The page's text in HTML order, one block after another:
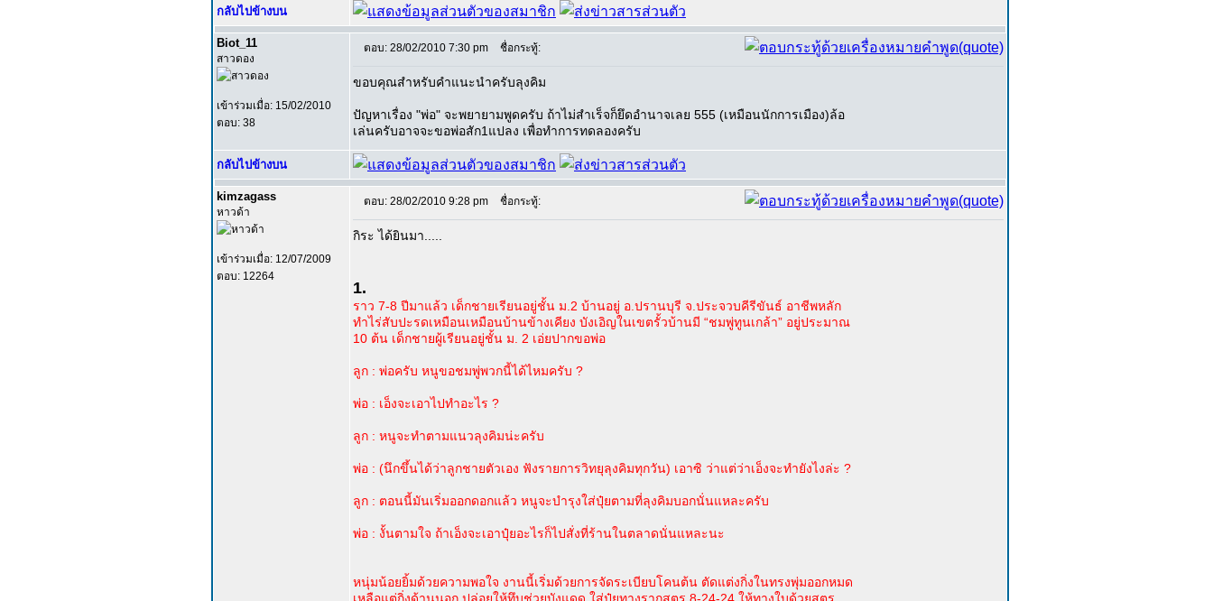
กลับไปข้างบน
Biot_11
สาวดอง
เข้าร่วมเมื่อ: 15/02/2010
ตอบ: 38
ตอบ: 28/02/2010 7:30 pm ชื่อกระทู้:
ขอบคุณสำหรับคำแนะนำครับลุงคิม
ปัญหาเรื่อง "พ่อ" จะพยายามพูดครับ ถ้าไม่สำเร็จก็ยึดอำนาจเลย 555 (เหมือนนักการเมือง)ล้อ
เล่นครับอาจจะขอพ่อสัก1แปลง เพื่อทำการทดลองครับ
กลับไปข้างบน
kimzagass
หาวด้า
เข้าร่วมเมื่อ: 12/07/2009
ตอบ: 12264
ตอบ: 28/02/2010 9:28 pm ชื่อกระทู้:
กิระ ได้ยินมา.....
1.
ราว 7-8 ปีมาแล้ว เด็กชายเรียนอยู่ชั้น ม.2 บ้านอยู่ อ.ปรานบุรี จ.ประจวบคีรีขันธ์ อาชีพหลัก
ทำไร่สับปะรดเหมือนเหมือนบ้านข้างเคียง บังเอิญในเขตรั้วบ้านมี “ชมพู่ทูนเกล้า” อยู่ประมาณ
10 ต้น เด็กชายผู้เรียนอยู่ชั้น ม. 2 เอ่ยปากขอพ่อ
ลูก : พ่อครับ หนูขอชมพู่พวกนี้ได้ไหมครับ ?
พ่อ : เอ็งจะเอาไปทำอะไร ?
ลูก : หนูจะทำตามแนวลุงคิมน่ะครับ
พ่อ : (นึกขึ้นได้ว่าลูกชายตัวเอง ฟังรายการวิทยุลุงคิมทุกวัน) เอาซิ ว่าแต่ว่าเอ็งจะทำยังไงล่ะ ?
ลูก : ตอนนี้มันเริ่มออกดอกแล้ว หนูจะบำรุงใส่ปุ๋ยตามที่ลุงคิมบอกนั่นแหละครับ
พ่อ : งั้นตามใจ ถ้าเอ็งจะเอาปุ๋ยอะไรก็ไปสั่งที่ร้านในตลาดนั่นแหละนะ
หนุ่มน้อยยิ้มด้วยความพอใจ งานนี้เริ่มด้วยการจัดระเบียบโคนต้น ตัดแต่งกิ่งในทรงพุ่มออกหมด